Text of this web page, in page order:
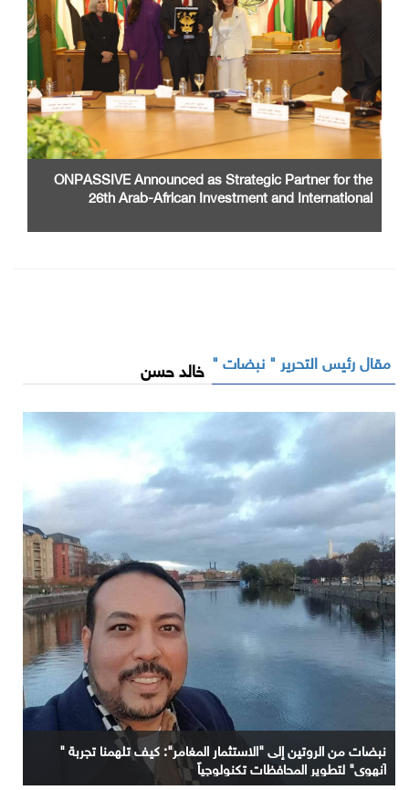
ONPASSIVE Announced as Strategic Partner for the
26th Arab-African Investment and International
مقال رئيس التحرير " نبضات " خالد حسن
نبضات من الروتين إلى "الاستثمار المغامر": كيف تلهمنا تجربة "
آنهوي" لتطوير المحافظات تكنولوجياً